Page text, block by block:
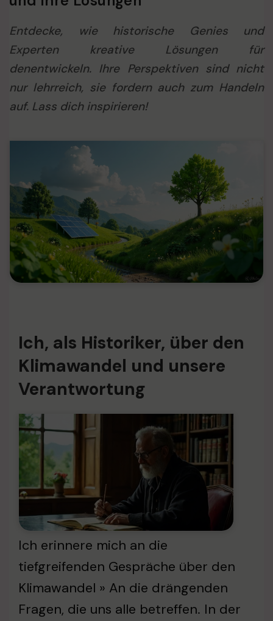
Entdecke, wie historische Genies und
Experten kreative Lösungen für
denentwickeln. Ihre Perspektiven sind nicht
nur lehrreich, sie fordern auch zum Handeln
auf. Lass dich inspirieren!
Ich, als Historiker, über den
Klimawandel und unsere
Verantwortung
Ich erinnere mich an die
tiefgreifenden Gespräche über den
Klimawandel » An die drängenden
Fragen, die uns alle betreffen. In der